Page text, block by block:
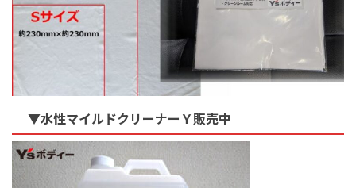
▼水性マイルドクリーナーＹ販売中